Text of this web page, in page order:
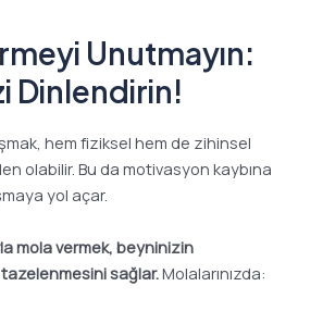
Unutmayın:
Dinlendirin!
hem fiziksel hem de zihinsel
olabilir. Bu da motivasyon kaybına
yol açar.
mola vermek, beyninizin
sağlar.Molalarınızda: